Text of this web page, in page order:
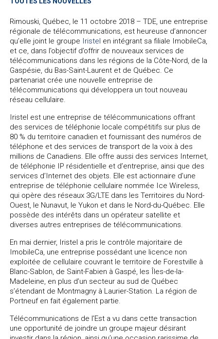
Rimouski, Québec, le 11 octobre 2018 – TDE, une entreprise
régionale de télécommunications, est heureuse d’annoncer
qu’elle joint le groupe Iristel en intégrant sa filiale ImobileCa,
et ce, dans l’objectif d’offrir de nouveaux services de
télécommunications dans les régions de la Côte-Nord, de la
Gaspésie, du Bas-Saint-Laurent et de Québec. Ce
partenariat crée une nouvelle entreprise de
télécommunications qui développera un tout nouveau
réseau cellulaire.
Iristel est une entreprise de télécommunications offrant
des services de téléphonie locale compétitifs sur plus de
80 % du territoire canadien et fournissant des numéros de
téléphone et des services de transport de la voix à des
millions de Canadiens. Elle offre aussi des services Internet,
de téléphonie IP résidentielle et d’entreprise, ainsi que des
services d’Internet des objets. Elle est actionnaire d’une
entreprise de téléphonie cellulaire nommée Ice Wireless,
qui opère des réseaux 3G/LTE dans les Territoires du Nord-
Ouest, le Nunavut, le Yukon et dans le Nord-du-Québec. Elle
possède des intérêts dans un opérateur satellite et
diverses autres entreprises de télécommunications.
En mai dernier, Iristel a pris le contrôle majoritaire de
ImobileCa, une entreprise possédant une licence non
exploitée de cellulaire couvrant le territoire de Forestville à
Blanc-Sablon, de Saint-Fabien à Gaspé, les Îles-de-la-
Madeleine, en plus d’un secteur au sud de Québec
s’étendant de Montmagny à Laurier-Station. La région de
Portneuf en fait également partie.
Télécommunications de l’Est a vu dans cette transaction
une opportunité de joindre un groupe majeur désirant